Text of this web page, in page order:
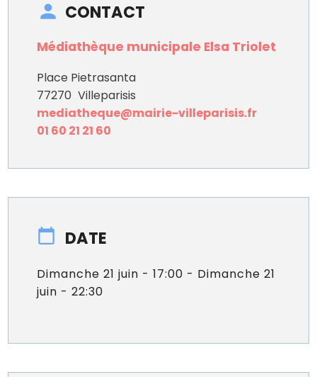
CONTACT
Médiathèque municipale Elsa Triolet
Place Pietrasanta
77270 Villeparisis
mediatheque@mairie-villeparisis.fr
01 60 21 21 60
DATE
Dimanche 21 juin - 17:00 - Dimanche 21
juin - 22:30